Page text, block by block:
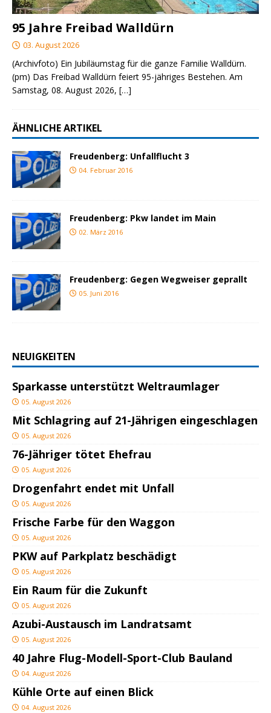
95 Jahre Freibad Walldürn
03. August 2026
(Archivfoto) Ein Jubiläumstag für die ganze Familie Walldürn.
(pm) Das Freibad Walldürn feiert 95-jähriges Bestehen. Am
Samstag, 08. August 2026, […]
ÄHNLICHE ARTIKEL
Freudenberg: Unfallflucht 3
04. Februar 2016
Freudenberg: Pkw landet im Main
02. März 2016
Freudenberg: Gegen Wegweiser geprallt
05. Juni 2016
NEUIGKEITEN
Sparkasse unterstützt Weltraumlager
05. August 2026
Mit Schlagring auf 21-Jährigen eingeschlagen
05. August 2026
76-Jähriger tötet Ehefrau
05. August 2026
Drogenfahrt endet mit Unfall
05. August 2026
Frische Farbe für den Waggon
05. August 2026
PKW auf Parkplatz beschädigt
05. August 2026
Ein Raum für die Zukunft
05. August 2026
Azubi-Austausch im Landratsamt
05. August 2026
40 Jahre Flug-Modell-Sport-Club Bauland
04. August 2026
Kühle Orte auf einen Blick
04. August 2026